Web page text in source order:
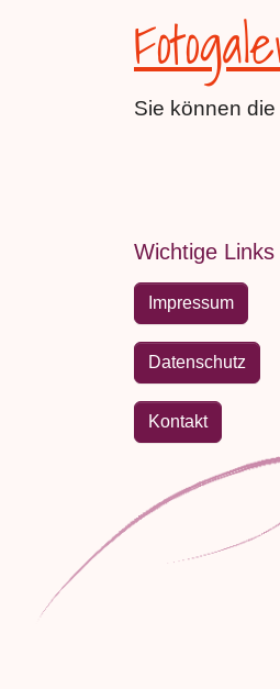
Sie können
Wichtige Links
Impressum
Datenschutz
Kontakt